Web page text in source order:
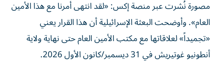
مصورة نُشرت عبر منصة إكس: «لقد انتهى أمرنا مع هذا الأمين
العام». وأوضحت البعثة الإسرائيلية أن هذا القرار يعني
«تجميداً» لعلاقاتها مع مكتب الأمين العام حتى نهاية ولاية
أنطونيو غوتيريش في 31 ديسمبر/كانون الأول 2026.